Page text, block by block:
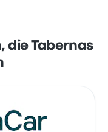
die Tabernas